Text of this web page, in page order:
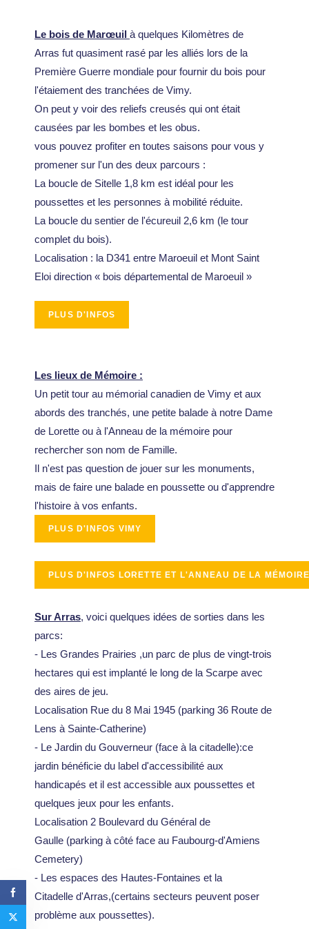
Le bois de Marœuil à quelques Kilomètres de
Arras fut quasiment rasé par les alliés lors de la
Première Guerre mondiale pour fournir du bois pour
l'étaiement des tranchées de Vimy.
On peut y voir des reliefs creusés qui ont était
causées par les bombes et les obus.
vous pouvez profiter en toutes saisons pour vous y
promener sur l'un des deux parcours :
La boucle de Sitelle 1,8 km est idéal pour les
poussettes et les personnes à mobilité réduite.
La boucle du sentier de l'écureuil 2,6 km (le tour
complet du bois).
Localisation : la D341 entre Maroeuil et Mont Saint
Eloi direction « bois départemental de Maroeuil »
Les lieux de Mémoire :
Un petit tour au mémorial canadien de Vimy et aux
abords des tranchés, une petite balade à notre Dame
de Lorette ou à l'Anneau de la mémoire pour
rechercher son nom de Famille.
Il n'est pas question de jouer sur les monuments,
mais de faire une balade en poussette ou d'apprendre
l'histoire à vos enfants.
Sur Arras, voici quelques idées de sorties dans les
parcs:
- Les Grandes Prairies ,un parc de plus de vingt-trois
hectares qui est implanté le long de la Scarpe avec
des aires de jeu.
Localisation Rue du 8 Mai 1945 (parking 36 Route de
Lens à Sainte-Catherine)
- Le Jardin du Gouverneur (face à la citadelle):ce
jardin bénéficie du label d'accessibilité aux
handicapés et il est accessible aux poussettes et
quelques jeux pour les enfants.
Localisation 2 Boulevard du Général de
Gaulle (parking à côté face au Faubourg-d'Amiens
Cemetery)
- Les espaces des Hautes-Fontaines et la
Citadelle d'Arras,(certains secteurs peuvent poser
problème aux poussettes).